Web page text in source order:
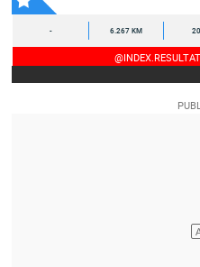
- 6.267 KM